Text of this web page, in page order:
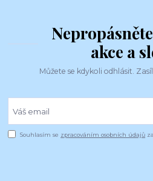
akce a
Můžete se kdykoli odhlásit.
Souhlasím se zpracováním osobních údajů